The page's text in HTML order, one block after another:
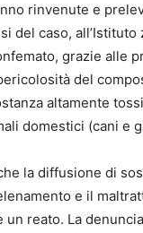
rinvenute e
del caso,
grazie alle
del
altamente
domestici (cani e
la diffusione di
e il
un reato. La